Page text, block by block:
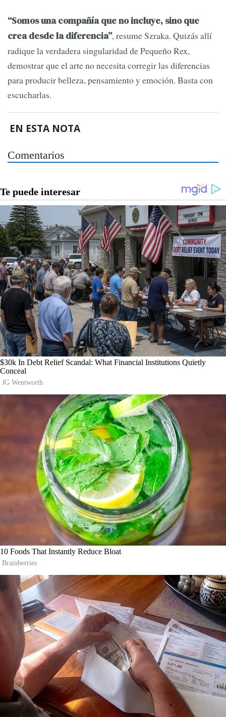
“Somos una compañía que no incluye, sino que
crea desde la diferencia”, resume Szraka. Quizás allí
radique la verdadera singularidad de Pequeño Rex,
demostrar que el arte no necesita corregir las diferencias
para producir belleza, pensamiento y emoción. Basta con
escucharlas.
EN ESTA NOTA
Comentarios